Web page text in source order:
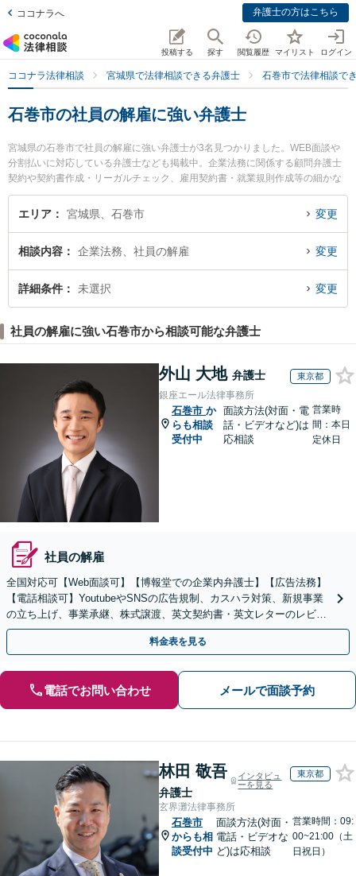
ココナラへ 弁護士の方はこちら
投稿する 探す 閲覧履歴 マイリスト ログイン
ココナラ法律相談 宮城県で法律相談できる弁護士 石巻市で法律相談で
石巻市の社員の解雇に強い弁護士
宮城県の石巻市で社員の解雇に強い弁護士が3名見つかりました。WEB面談や
分割払いに対応している弁護士なども掲載中。企業法務に関係する顧問弁護士
契約や契約書作成・リーガルチェック、雇用契約書・就業規則作成等の細かな
分野での絞り込み検索もでき便利です。特にいしのまき法律事務所の長沼 駿弁
護士や石巻のぞみ野法律事務所の住吉 毅洋弁護士、純-pure-法律事務所の伊藤
談したい』『社員の解雇のトラブル解決の実績豊富な近くの弁護士を検索した
い』『初回相談無料で社員の解雇を法律相談できる石巻市内の弁護士に相談予
約したい』などでお困りの相談者さんにおすすめです。
エリア 宮城県、石巻市 変更
相談内容 企業法務、社員の解雇 変更
詳細条件 未選択 変更
社員の解雇に強い石巻市から相談可能な弁護士
外山 大地 弁護士 東京都
銀座エール法律事務所
石巻市 か
らも相談
受付中
面談方法(対面・電
話・ビデオなど)は
応相談
営業時
間：本日
定休日
社員の解雇
全国対応可【Web面談可】【博報堂での企業内弁護士】【広告法務】
【電話相談可】YoutubeやSNSの広告規制、カスハラ対策、新規事業
の立ち上げ、事業承継、株式譲渡、英文契約書・英文レターのレビュ
ー・ドラフトなどに対応。
料金表を見る
電話でお問い合わせ メールで面談予約
林田 敬吾
弁護士
インタビュ
ーを見る
東京都
玄界灘法律事務所
石巻市
からも相
談受付中
面談方法(対面・
電話・ビデオな
ど)は応相談
営業時間：09:
00~21:00（土
日祝日）